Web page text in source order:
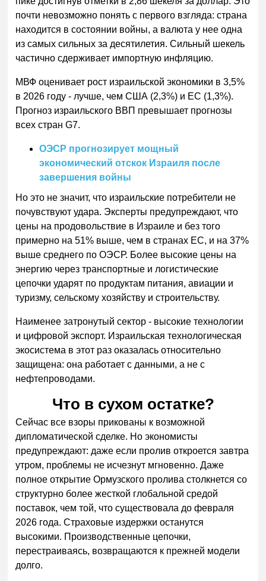
почти невозможно понять с первого взгляда: страна
находится в состоянии войны, а валюта у нее одна
из самых сильных за десятилетия. Сильный шекель
частично сдерживает импортную инфляцию.
МВФ оценивает рост израильской экономики в 3,5%
в 2026 году - лучше, чем США (2,3%) и ЕС (1,3%).
Прогноз израильского ВВП превышает прогнозы
всех стран G7.
ОЭСР прогнозирует мощный
экономический отскок Израиля после
завершения войны
Но это не значит, что израильские потребители не
почувствуют удара. Эксперты предупреждают, что
цены на продовольствие в Израиле и без того
примерно на 51% выше, чем в странах ЕС, и на 37%
выше среднего по ОЭСР. Более высокие цены на
энергию через транспортные и логистические
цепочки ударят по продуктам питания, авиации и
туризму, сельскому хозяйству и строительству.
Наименее затронутый сектор - высокие технологии
и цифровой экспорт. Израильская технологическая
экосистема в этот раз оказалась относительно
защищена: она работает с данными, а не с
нефтепроводами.
Что в сухом остатке?
Сейчас все взоры прикованы к возможной
дипломатической сделке. Но экономисты
предупреждают: даже если пролив откроется завтра
утром, проблемы не исчезнут мгновенно. Даже
полное открытие Ормузского пролива столкнется со
структурно более жесткой глобальной средой
поставок, чем той, что существовала до февраля
2026 года. Страховые издержки останутся
высокими. Производственные цепочки,
перестраиваясь, возвращаются к прежней модели
долго.